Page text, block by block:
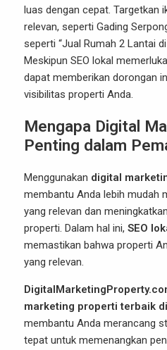
luas dengan cepat. Targetkan
relevan, seperti Gading
seperti “Jual Rumah 2 Lantai
Meskipun SEO lokal
dapat memberikan dorongan
visibilitas properti Anda.
Mengapa Digital
Penting dalam
Menggunakan digital
membantu Anda lebih mudah
yang relevan dan
properti. Dalam hal ini, SEO
memastikan bahwa properti
yang relevan.
marketing properti terbaik
membantu Anda merancang
tepat untuk memenangkan